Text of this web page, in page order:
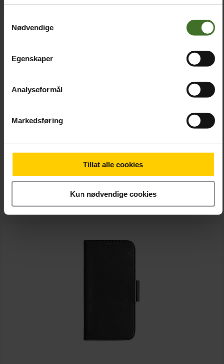
Nødvendige
Egenskaper
Analyseformål
Markedsføring
Tillat alle cookies
Kun nødvendige cookies
KEY Nordfjord Wallet IP14 Pro Black
209,-